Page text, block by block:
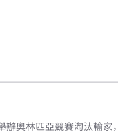
奧林匹亞競賽淘汰輸